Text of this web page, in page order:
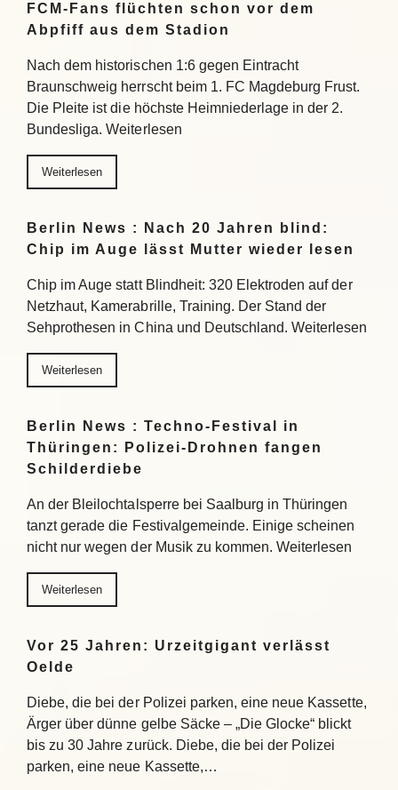
FCM-Fans flüchten schon vor dem
Abpfiff aus dem Stadion
Nach dem historischen 1:6 gegen Eintracht
Braunschweig herrscht beim 1. FC Magdeburg Frust.
Die Pleite ist die höchste Heimniederlage in der 2.
Bundesliga. Weiterlesen
Weiterlesen
Berlin News : Nach 20 Jahren blind:
Chip im Auge lässt Mutter wieder lesen
Chip im Auge statt Blindheit: 320 Elektroden auf der
Netzhaut, Kamerabrille, Training. Der Stand der
Sehprothesen in China und Deutschland. Weiterlesen
Weiterlesen
Berlin News : Techno-Festival in
Thüringen: Polizei-Drohnen fangen
Schilderdiebe
An der Bleilochtalsperre bei Saalburg in Thüringen
tanzt gerade die Festivalgemeinde. Einige scheinen
nicht nur wegen der Musik zu kommen. Weiterlesen
Weiterlesen
Vor 25 Jahren: Urzeitgigant verlässt
Oelde
Diebe, die bei der Polizei parken, eine neue Kassette,
Ärger über dünne gelbe Säcke – „Die Glocke“ blickt
bis zu 30 Jahre zurück. Diebe, die bei der Polizei
parken, eine neue Kassette,…